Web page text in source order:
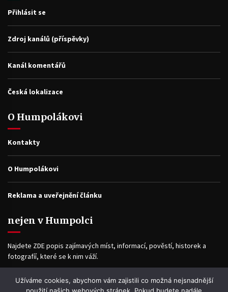
Přihlásit se
Zdroj kanálů (příspěvky)
Kanál komentářů
Česká lokalizace
O Humpolákovi
Kontakty
O Humpolákovi
Reklama a uveřejnění článku
nejen v Humpolci
Najdete ZDE popis zajímavých míst, informací, pověstí, historek a
fotografíí, které se k nim váží.
Užíváme cookies, abychom vám zajistili co možná nejsnadnější